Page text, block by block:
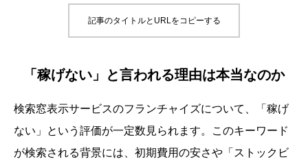
記事のタイトルとURLをコピーする
「稼げない」と言われる理由は本当なのか
検索窓表示サービスのフランチャイズについて、「稼げ
ない」という評価が一定数見られます。このキーワード
が検索される背景には、初期費用の安さや「ストックビ